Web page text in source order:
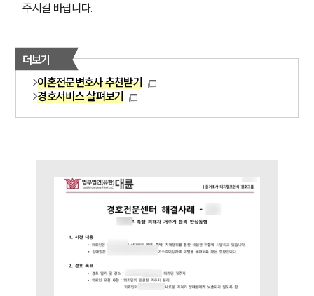
대륜의 강점
업무사례
이혼 주요 업무사례
사례분석/최신동향
이혼 법률정보
주시길 바랍니다.
더보기
이혼전문변호사 추천받기
경호서비스 살펴보기